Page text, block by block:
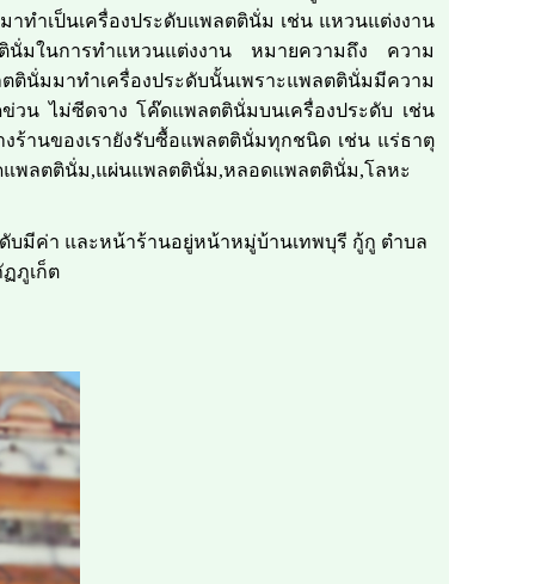
ทำเป็นเครื่องประดับแพลตตินั่ม เช่น แหวนแต่งงาน
นั่มในการทำแหวนแต่งงาน หมายความถึง ความ
มาทำเครื่องประดับนั้นเพราะแพลตตินั่มมีความ
วน ไม่ซีดจาง โค๊ดแพลตตินั่มบนเครื่องประดับ เช่น
างร้านของเรายังรับซื้อแพลตตินั่มทุกชนิด เช่น แร่ธาตุ
พลตตินั่ม,แผ่นแพลตตินั่ม,หลอดแพลตตินั่ม,โลหะ
บมีค่า และหน้าร้านอยู่หน้าหมู่บ้านเทพบุรี กู้กู ตำบล
ภูเก็ต